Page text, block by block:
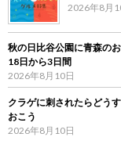
2026年8月
秋の日比谷公園に青森の
18日から3日間
2026年8月10日
クラゲに刺されたらどう
おこう
2026年8月10日